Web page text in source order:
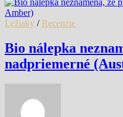
Share
Ležiaky / Recenzie
Bio nálepka
nadpriemerné